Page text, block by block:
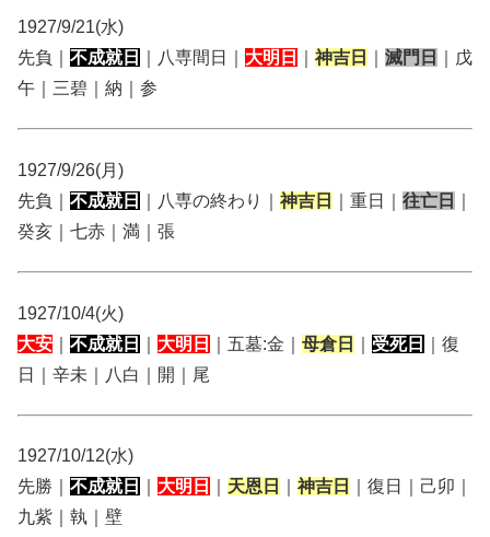
1927/9/21(水)
先負｜ 不成就日 ｜八専間日｜ 大明日 神吉日 滅門日
｜戊
午｜三碧｜納｜参
1927/9/26(月)
先負｜ 不成就日 ｜八専の終わり｜ 神吉日 ｜重日｜ 往亡日
癸亥｜七赤｜満｜張
1927/10/4(火)
大安
不成就日 大明日 ｜五墓:金｜ 母倉日 受死日
｜復
日｜辛未｜八白｜開｜尾
1927/10/12(水)
先勝｜ 不成就日 大明日 天恩日 神吉日
｜復日｜己卯｜
九紫｜執｜壁